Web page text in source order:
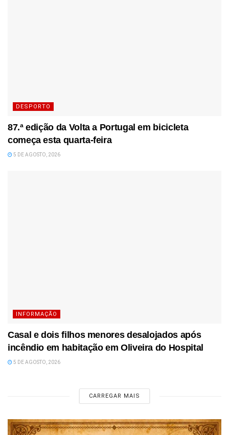
DESPORTO
87.ª edição da Volta a Portugal em bicicleta
começa esta quarta-feira
5 DE AGOSTO, 2026
INFORMAÇÃO
Casal e dois filhos menores desalojados após
incêndio em habitação em Oliveira do Hospital
5 DE AGOSTO, 2026
CARREGAR MAIS